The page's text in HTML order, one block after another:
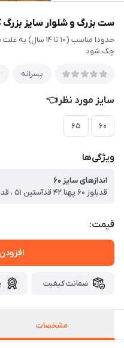
ست بزرگ و شلوار سایز بزرگ کد
حدودا مناسب (۱۰
چک شود
پسرانه
سایز مورد نظر👈
۶۰ ۶۵
ویژگی‌ها
اندازهای سایز ۶۰
قیمت:
ضمانت کیفیت
مشخصات